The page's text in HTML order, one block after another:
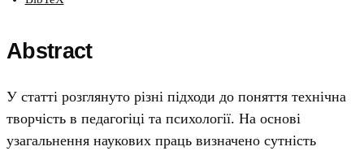
Abstract
У статті розглянуто різні підходи до поняття технічна
творчість в педагогіці та психології. На основі
узагальнення наукових праць визначено сутність